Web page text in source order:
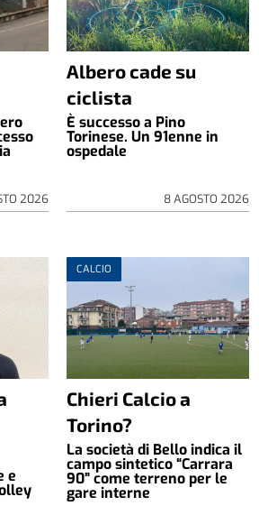
2026
Albero cade su
ciclista
È successo a Pino
Torinese. Un 91enne in
ospedale
8 AGOSTO 2026
e
CALCIO
Chieri Calcio a
Torino?
La società di Bello indica il
campo sintetico “Carrara
90” come terreno per le
gare interne